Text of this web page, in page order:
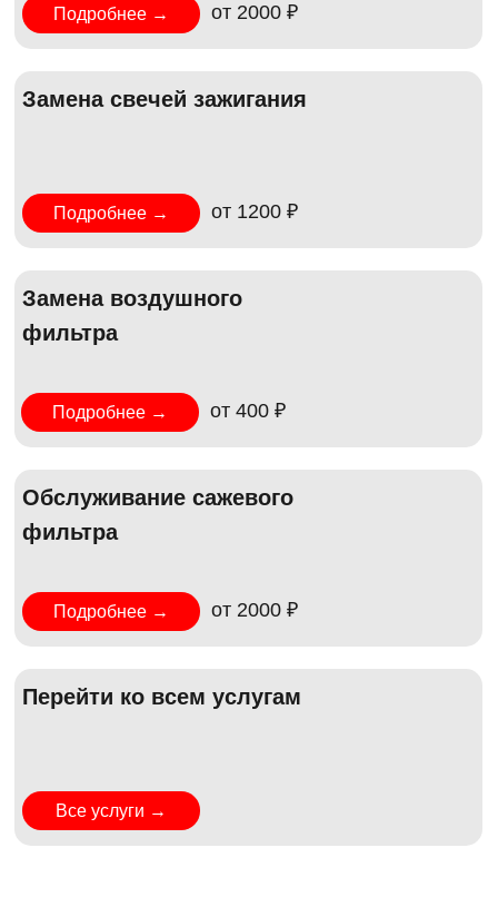
Подробнее → от 400 ₽
Замена воздушного
фильтра
Подробнее → от 1200 ₽
Замена свечей зажигания
Подробнее → от 2000 ₽
Обслуживание сажевого
фильтра
Подробнее → от 2000 ₽
Все услуги →
Перейти ко всем услугам